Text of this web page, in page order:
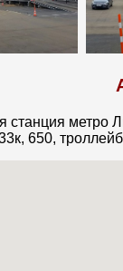
станция метро
650,